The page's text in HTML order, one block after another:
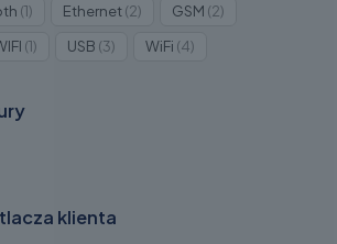
1ProduktEthernet 2Produkty
GSM 2Produkty
1Produkt
USB 3Produkty
WiFi 4Produkty
klienta